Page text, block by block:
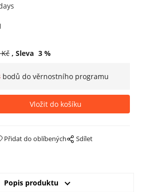
Sleva 3%
bodů do věrnostního programu
Přidat do oblíbených Sdílet
Popis produktu